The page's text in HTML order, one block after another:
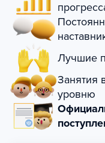
Лучшие
Занятия
уровню